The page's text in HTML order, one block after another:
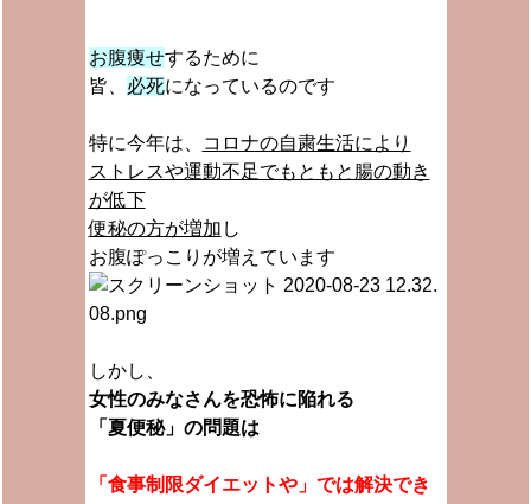
お腹痩せするために
皆、 必死になっているのです
特に今年は、
コロナの自粛生活により
ストレスや運動不足でもともと腸の動き
が低下
便秘の方が増加 し
お腹ぽっこりが増えています
しかし、
女性のみなさんを恐怖に陥れる
「夏便秘」の問題は
「食事制限ダイエットや」では解決でき